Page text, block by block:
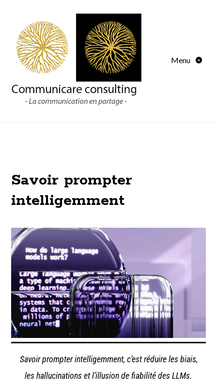
Menu
Savoir prompter
intelligemment
Savoir prompter intelligemment, c’est réduire les biais,
les hallucinations et l’illusion de fiabilité des LLMs.